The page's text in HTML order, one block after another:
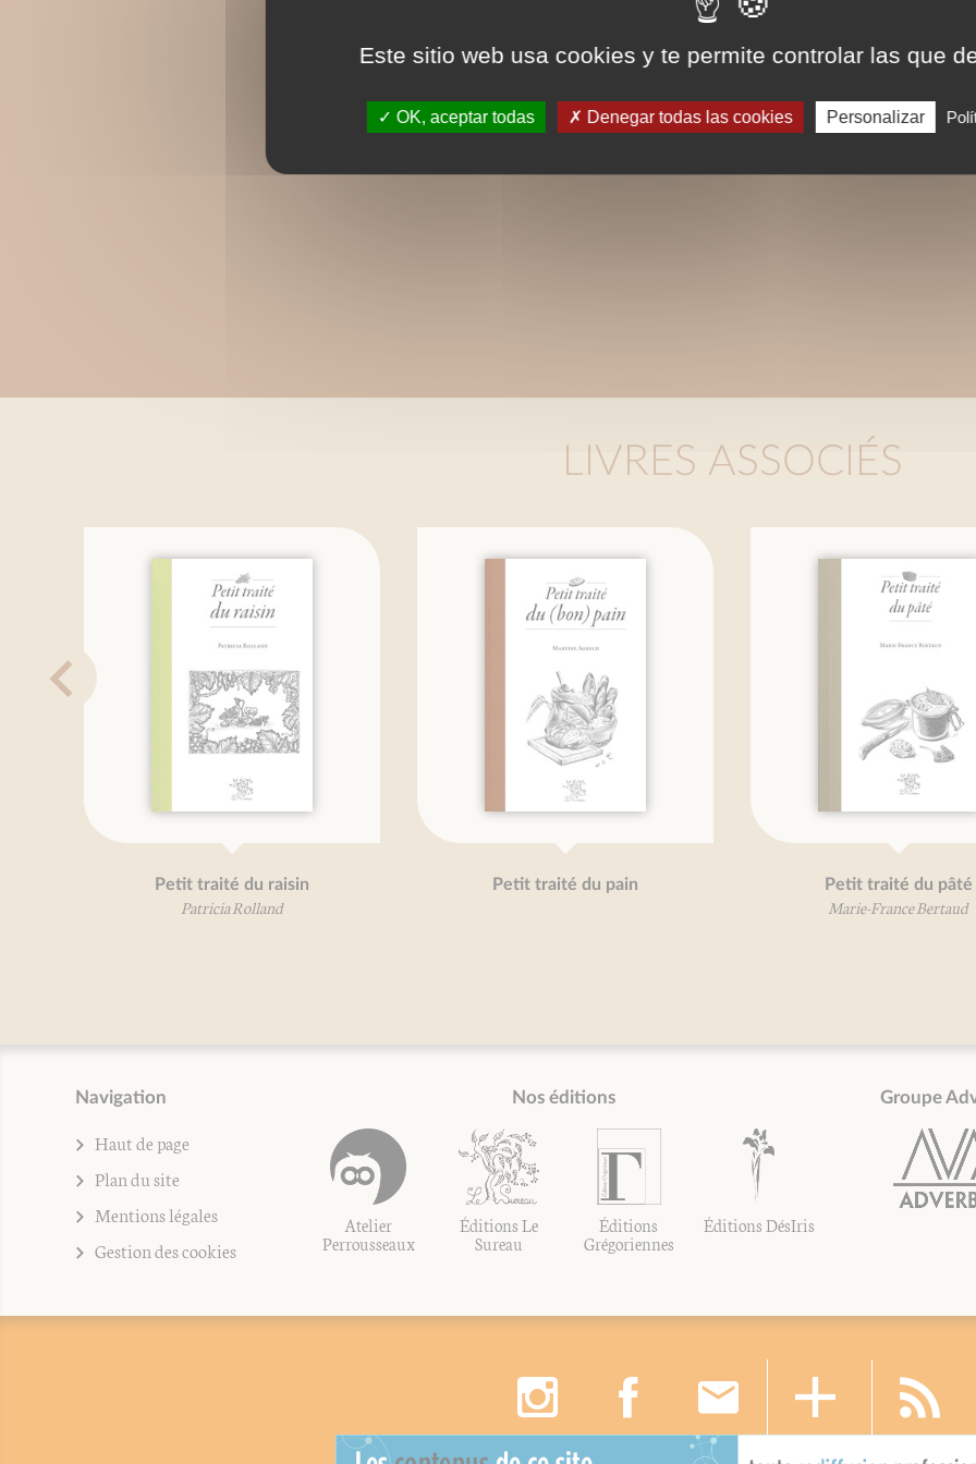
LIVRES ASSOCIÉS
Petit traité du raisin
Patricia Rolland
Petit traité du pain Petit traité du pâté
Marie-France Bertaud
Navigation
Haut de page
Plan du site
Mentions légales
Gestion des cookies
Nos éditions
Atelier
Perrousseaux
Éditions Le
Sureau
Éditions
Grégoriennes
Éditions DésIris
Groupe
Este sitio web usa cookies y te permite controlar las que
OK, aceptar todas Denegar todas las cookies Personalizar